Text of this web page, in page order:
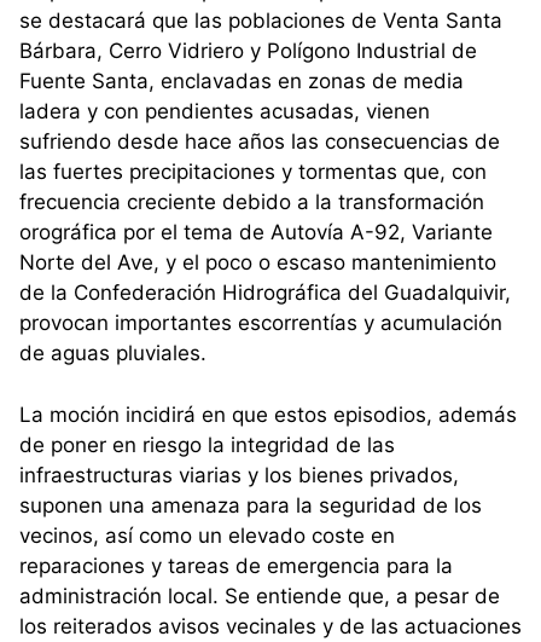
se destacará que las poblaciones de Venta Santa
Bárbara, Cerro Vidriero y Polígono Industrial de
Fuente Santa, enclavadas en zonas de media
ladera y con pendientes acusadas, vienen
sufriendo desde hace años las consecuencias de
las fuertes precipitaciones y tormentas que, con
frecuencia creciente debido a la transformación
orográfica por el tema de Autovía A-92, Variante
Norte del Ave, y el poco o escaso mantenimiento
de la Confederación Hidrográfica del Guadalquivir,
provocan importantes escorrentías y acumulación
de aguas pluviales.
La moción incidirá en que estos episodios, además
de poner en riesgo la integridad de las
infraestructuras viarias y los bienes privados,
suponen una amenaza para la seguridad de los
vecinos, así como un elevado coste en
reparaciones y tareas de emergencia para la
administración local. Se entiende que, a pesar de
los reiterados avisos vecinales y de las actuaciones